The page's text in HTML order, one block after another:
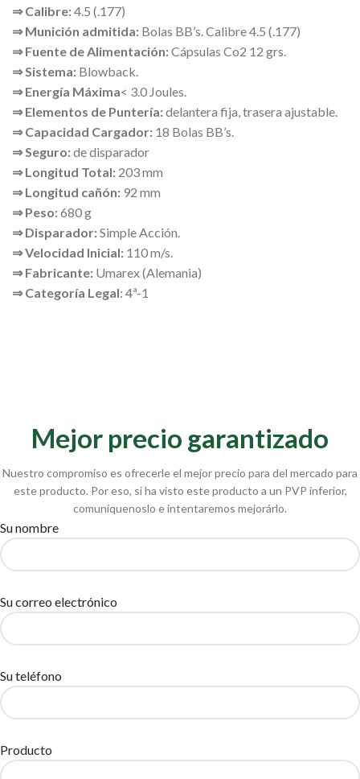
⇒ Calibre:4.5 (.177)
⇒ Munición admitida: Bolas BB’s. Calibre 4.5 (.177)
⇒ Fuente de Alimentación:Cápsulas Co2 12 grs.
⇒ Sistema: Blowback.
⇒ Energía Máxima< 3.0 Joules.
⇒ Elementos de Puntería:delantera fija, trasera ajustable.
⇒ Capacidad Cargador: 18 Bolas BB’s.
⇒ Seguro:de disparador
⇒ Longitud Total: 203 mm
⇒ Longitud cañón: 92 mm
⇒ Peso:680 g
⇒ Disparador:Simple Acción.
⇒ Velocidad Inicial: 110 m/s.
⇒ Fabricante: Umarex (Alemania)
⇒ Categoría Legal: 4ª-1
Mejor precio garantizado
Nuestro compromiso es ofrecerle el mejor precio para del mercado para
este producto. Por eso, si ha visto este producto a un PVP inferior,
comuníquenoslo e intentaremos mejorárlo.
Su nombre
Su correo electrónico
Su teléfono
Producto